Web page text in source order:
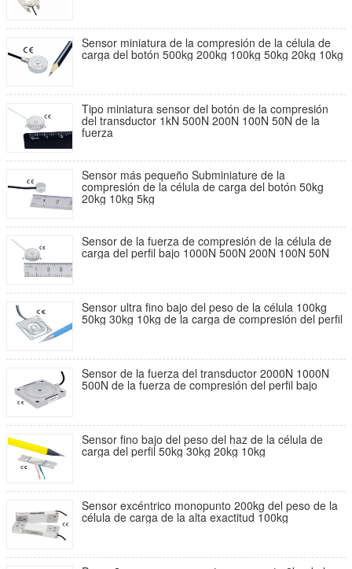
Sensor miniatura de la compresión de la célula de
carga del botón 500kg 200kg 100kg 50kg 20kg 10kg
Tipo miniatura sensor del botón de la compresión
del transductor 1kN 500N 200N 100N 50N de la
fuerza
Sensor más pequeño Subminiature de la
compresión de la célula de carga del botón 50kg
20kg 10kg 5kg
Sensor de la fuerza de compresión de la célula de
carga del perfil bajo 1000N 500N 200N 100N 50N
Sensor ultra fino bajo del peso de la célula 100kg
50kg 30kg 10kg de la carga de compresión del perfil
Sensor de la fuerza del transductor 2000N 1000N
500N de la fuerza de compresión del perfil bajo
Sensor fino bajo del peso del haz de la célula de
carga del perfil 50kg 30kg 20kg 10kg
Sensor excéntrico monopunto 200kg del peso de la
célula de carga de la alta exactitud 100kg